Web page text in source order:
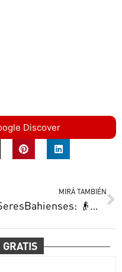
Discover
MIRÁ TAMBIÉN
#SeresBahienses: 👴🏷🖨 Hugo Kaiser, imprentero: el tipo de los tipos